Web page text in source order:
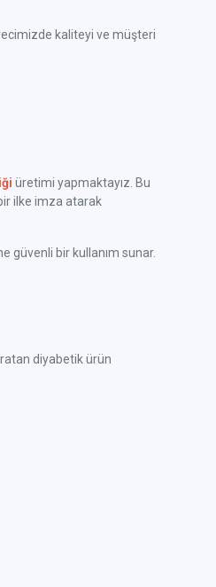
kaliteyi ve müşteri
üretimi yapmaktayız. Bu
ilke imza atarak
güvenli bir kullanım sunar.
diyabetik ürün